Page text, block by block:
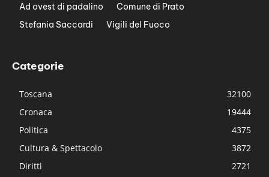
Ad ovest di padalino
Comune di Prato
Stefania Saccardi
Vigili del Fuoco
Categorie
Toscana
32100
Cronaca
19444
Politica
4375
Cultura & Spettacolo
3872
Diritti
2721